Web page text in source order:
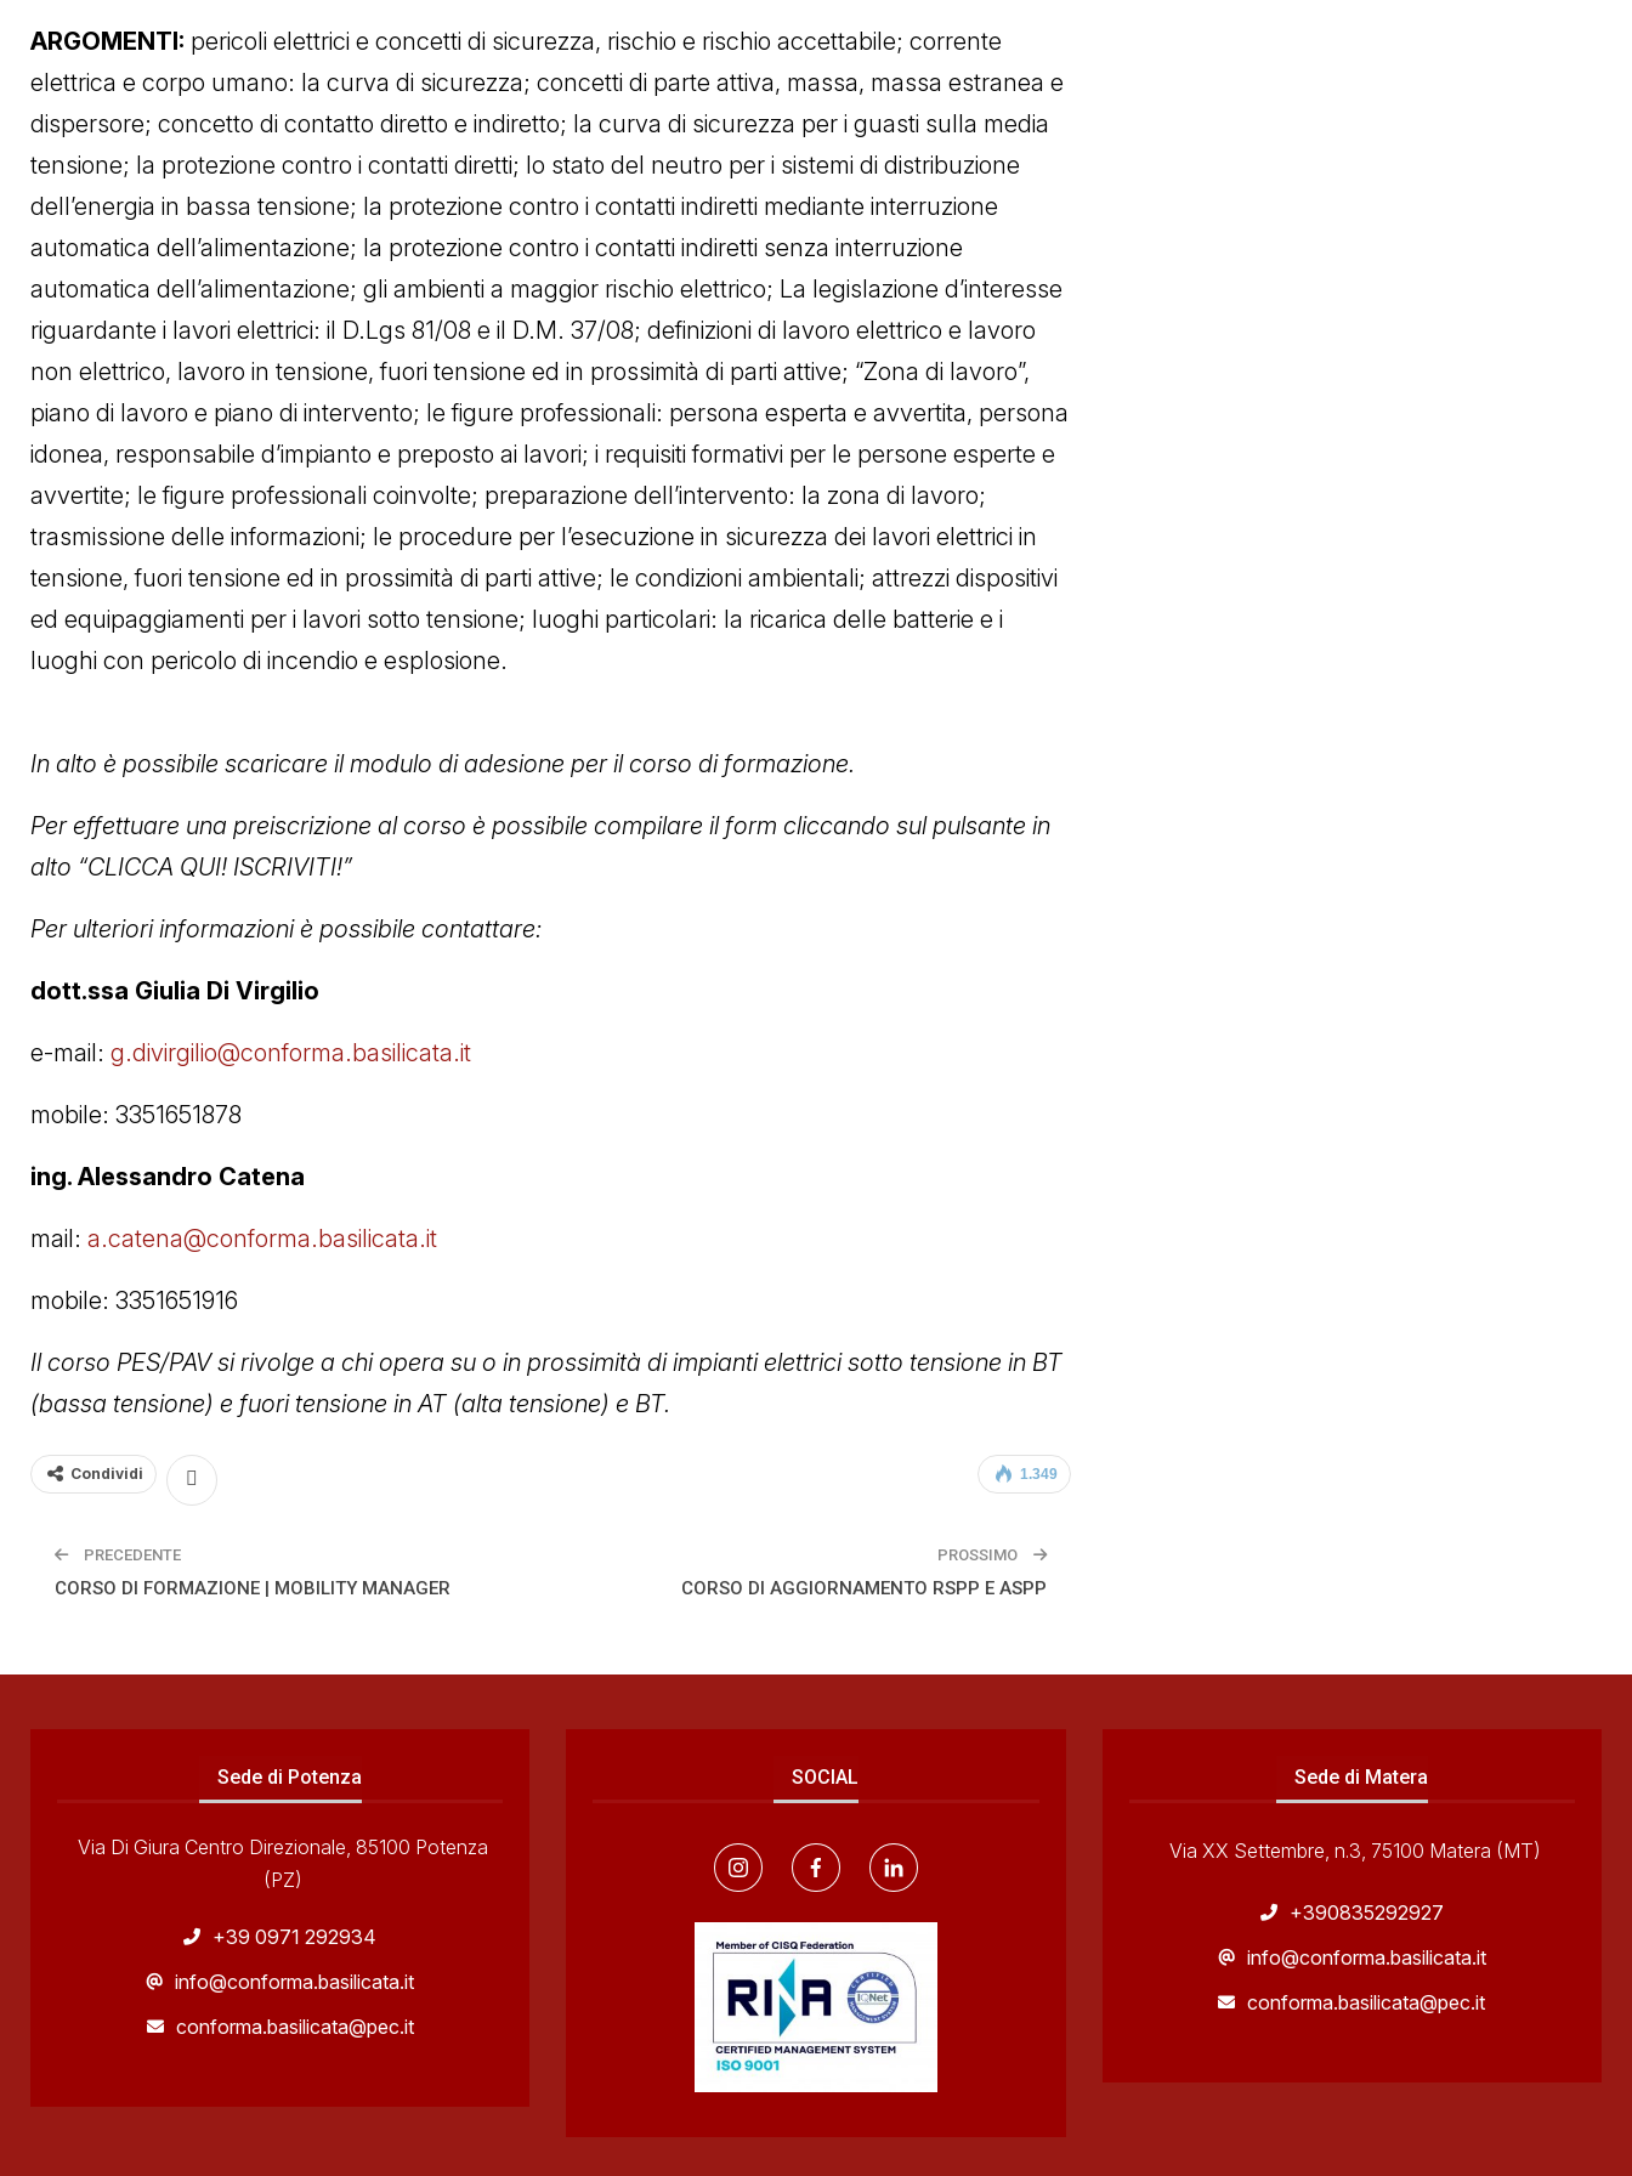
ARGOMENTI: pericoli elettrici e concetti di sicurezza, rischio e rischio accettabile; corrente
elettrica e corpo umano: la curva di sicurezza; concetti di parte attiva, massa, massa estranea e
dispersore; concetto di contatto diretto e indiretto; la curva di sicurezza per i guasti sulla media
tensione; la protezione contro i contatti diretti; lo stato del neutro per i sistemi di distribuzione
dell’energia in bassa tensione; la protezione contro i contatti indiretti mediante interruzione
automatica dell’alimentazione; la protezione contro i contatti indiretti senza interruzione
automatica dell’alimentazione; gli ambienti a maggior rischio elettrico; La legislazione d’interesse
riguardante i lavori elettrici: il D.Lgs 81/08 e il D.M. 37/08; definizioni di lavoro elettrico e lavoro
non elettrico, lavoro in tensione, fuori tensione ed in prossimità di parti attive; “Zona di lavoro”,
piano di lavoro e piano di intervento; le figure professionali: persona esperta e avvertita, persona
idonea, responsabile d’impianto e preposto ai lavori; i requisiti formativi per le persone esperte e
avvertite; le figure professionali coinvolte; preparazione dell’intervento: la zona di lavoro;
trasmissione delle informazioni; le procedure per l’esecuzione in sicurezza dei lavori elettrici in
tensione, fuori tensione ed in prossimità di parti attive; le condizioni ambientali; attrezzi dispositivi
ed equipaggiamenti per i lavori sotto tensione; luoghi particolari: la ricarica delle batterie e i
luoghi con pericolo di incendio e esplosione.
In alto è possibile scaricare il modulo di adesione per il corso di formazione.
Per effettuare una preiscrizione al corso è possibile compilare il form cliccando sul pulsante in
alto “CLICCA QUI! ISCRIVITI!”
Per ulteriori informazioni è possibile contattare:
dott.ssa Giulia Di Virgilio
e-mail: g.divirgilio@conforma.basilicata.it
mobile: 3351651878
ing. Alessandro Catena
mail: a.catena@conforma.basilicata.it
mobile: 3351651916
Il corso PES/PAV si rivolge a chi opera su o in prossimità di impianti elettrici sotto tensione in BT
(bassa tensione) e fuori tensione in AT (alta tensione) e BT.
1.349
Condividi
PRECEDENTE
CORSO DI FORMAZIONE | MOBILITY MANAGER
PROSSIMO
CORSO DI AGGIORNAMENTO RSPP E ASPP
Sede di Potenza
Via Di Giura Centro Direzionale, 85100 Potenza
(PZ)
+39 0971 292934
info@conforma.basilicata.it
conforma.basilicata@pec.it
SOCIAL Sede di Matera
Via XX Settembre, n.3, 75100 Matera (MT)
+390835292927
info@conforma.basilicata.it
conforma.basilicata@pec.it